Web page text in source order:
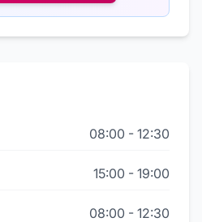
08:00 - 12:30
15:00 - 19:00
08:00 - 12:30